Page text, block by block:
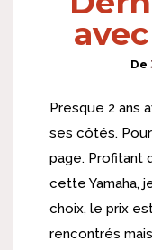
De
Presque 2 ans
ses côtés.
page. Profitant
cette Yamaha,
choix, le prix
rencontrés